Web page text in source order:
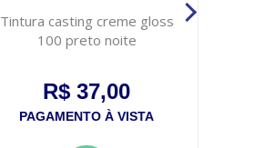
Tintura casting creme gloss
100 preto noite
R$ 37,00
PAGAMENTO À VISTA